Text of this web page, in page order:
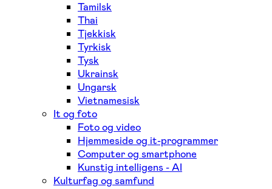
Tamilsk
Thai
Tjekkisk
Tyrkisk
Tysk
Ukrainsk
Ungarsk
Vietnamesisk
It og foto
Foto og video
Hjemmeside og it-programmer
Computer og smartphone
Kunstig intelligens - AI
Kulturfag og samfund